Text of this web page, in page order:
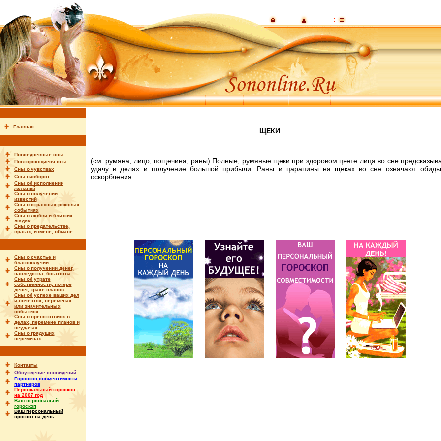
Главная
Повседневные сны
Повторяющиеся сны
Сны о чувствах
Сны наоборот
Сны об исполнении
желаний
Сны о получении
известий
Сны о страшных роковых
событиях
Сны о любви и близких
людях
Сны о предательстве,
врагах, измене, обмане
Сны о счастье и
благополучии
Сны о получении денег,
наследства, богатства
Сны об утрате
собственности, потере
денег, крахе планов
Сны об успехе ваших дел
и почестях, переменах
или значительных
событиях
Сны о препятствиях в
делах, перемене планов и
неудачах
Сны о грядущих
переменах
Контакты
Обсуждение сновидений
Гороскоп совместимости
партнеров
Персональный гороскоп
на 2007 год
Ваш персональнй
гороскоп
Ваш персональный
прогноз на день
ЩЕКИ
(см. румяна, лицо, пощечина, раны) Полные, румяные щеки при здоровом цвете лица во сне
удачу в делах и получение большой прибыли. Раны и царапины на щеках во сне означают
оскорбления.